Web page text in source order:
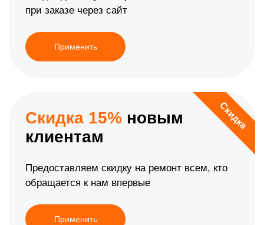
при заказе через сайт
Применить
Скидка
Скидка 15% новым
клиентам
Предоставляем скидку на ремонт всем, кто
обращается к нам впервые
Применить